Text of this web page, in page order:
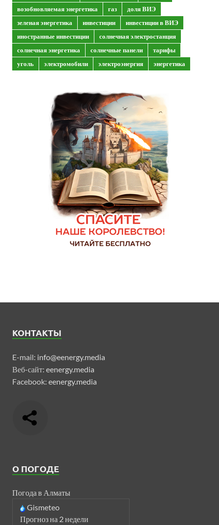
возобновляемая энергетика
газ
доля ВИЭ
зеленая энергетика
инвестиции
инвестиции в ВИЭ
иностранные инвестиции
солнечная электростанция
солнечная энергетика
солнечные панели
тарифы
уголь
электромобили электроэнергия энергетика
КОНТАКТЫ
E-mail: info@eenergy.media
Веб-сайт: eenergy.media
Facebook: eenergy.media
О ПОГОДЕ
Погода в Алматы
Gismeteo
Прогноз на 2 недели